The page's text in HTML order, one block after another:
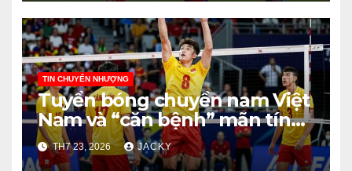
TIN CHUYỂN NHƯỢNG
Tuyển bóng chuyền nam Việt
Nam và “căn bệnh” mãn tính:
10 lỗi phát bóng và bài học
đắt giá từ trận thua Thái Lan
TH7 23, 2026 JACKY